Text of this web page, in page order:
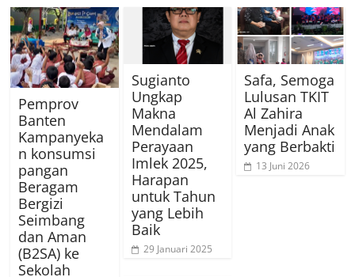
Pemprov
Banten
Kampanyeka
n konsumsi
pangan
Beragam
Bergizi
Seimbang
dan Aman
(B2SA) ke
Sekolah
Sugianto
Ungkap
Makna
Mendalam
Perayaan
Imlek 2025,
Harapan
untuk Tahun
yang Lebih
Baik
29 Januari 2025
Safa, Semoga
Lulusan TKIT
Al Zahira
Menjadi Anak
yang Berbakti
13 Juni 2026